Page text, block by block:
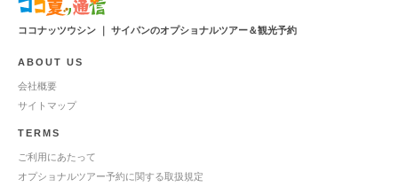
ココナッツウシン ｜ サイパンのオプショナルツアー＆観光予約
ABOUT US
会社概要
サイトマップ
TERMS
ご利用にあたって
オプショナルツアー予約に関する取扱規定